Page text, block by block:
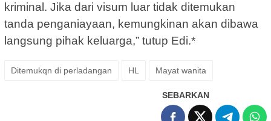
kriminal. Jika dari visum luar tidak ditemukan
tanda penganiayaan, kemungkinan akan dibawa
langsung pihak keluarga,” tutup Edi.*
Ditemukqn di perladangan HL Mayat wanita
SEBARKAN